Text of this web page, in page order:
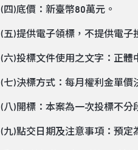
(四)底價：新臺幣80萬元。
(五)提供電子領標，不提供電子
(六)投標文件使用之文字：正體
(七)決標方式：每月權利金單價
(八)開標：本案為一次投標不分
(九)點交日期及注意事項：預定